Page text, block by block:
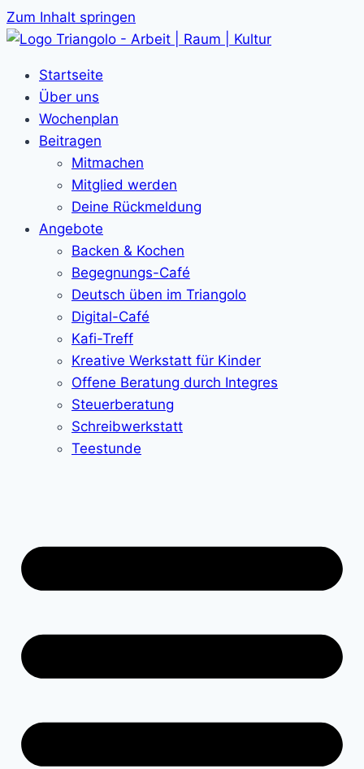
Zum Inhalt springen
Startseite
Über uns
Wochenplan
Beitragen
Mitmachen
Mitglied werden
Deine Rückmeldung
Angebote
Backen & Kochen
Begegnungs-Café
Deutsch üben im Triangolo
Digital-Café
Kafi-Treff
Kreative Werkstatt für Kinder
Offene Beratung durch Integres
Steuerberatung
Schreibwerkstatt
Teestunde